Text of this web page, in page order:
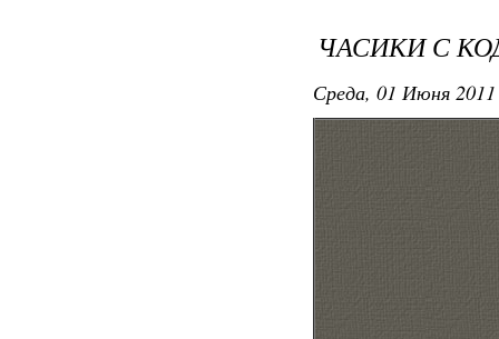
ЧАСИКИ С
Среда, 01 Июня